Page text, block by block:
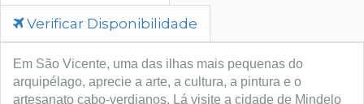
Verificar Disponibilidade
Em São Vicente, uma das ilhas mais pequenas do
arquipélago, aprecie a arte, a cultura, a pintura e o
artesanato cabo-verdianos. Lá visite a cidade de Mindelo